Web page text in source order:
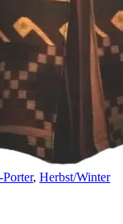
, Herbst/Winter